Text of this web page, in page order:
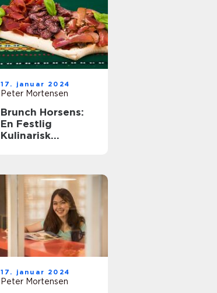
17. januar 2024
Peter Mortensen
Brunch Horsens:
En Festlig
Kulinarisk
17. januar 2024
Peter Mortensen